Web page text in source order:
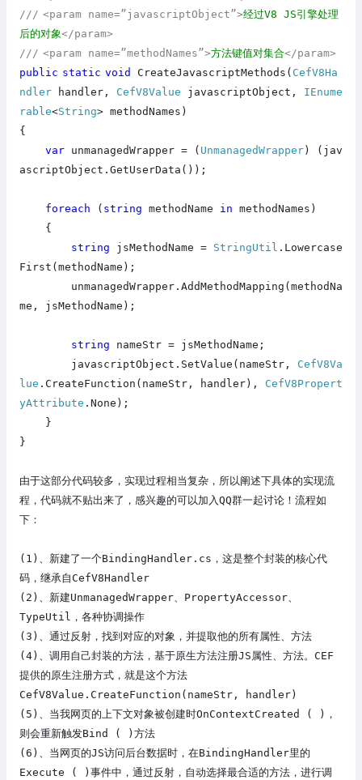
/// <param name=”javascriptObject”>经过V8 JS引擎处理
后的对象</param>
/// <param name=”methodNames”>方法键值对集合</param>
public static void CreateJavascriptMethods( CefV8Ha
ndler handler, CefV8Value javascriptObject, IEnume
rable<String> methodNames)
{
var unmanagedWrapper = ( UnmanagedWrapper ) (jav
ascriptObject.GetUserData());
foreach ( string methodName in methodNames)
{
string jsMethodName = StringUtil .Lowercase
First(methodName);
unmanagedWrapper.AddMethodMapping(methodNa
me, jsMethodName);
string nameStr = jsMethodName;
javascriptObject.SetValue(nameStr, CefV8Va
lue .CreateFunction(nameStr, handler), CefV8Propert
yAttribute .None);
}
}
由于这部分代码较多，实现过程相当复杂，所以阐述下具体的实现流
程，代码就不贴出来了，感兴趣的可以加入QQ群一起讨论！流程如
下：
(1) 、新建了一个BindingHandler.cs，这是整个封装的核心代
码，继承自CefV8Handler
(2) 、 新建UnmanagedWrapper、PropertyAccessor、
TypeUtil，各种协调操作
(3) 、通过反射，找到对应的对象，并提取他的所有属性、方法
(4) 、 调用自己封装的方法，基于原生方法注册JS属性、方法。CEF
提供的原生注册方式，就是这个方法
CefV8Value.CreateFunction(nameStr, handler)
(5) 、当我网页的上下文对象被创建时OnContextCreated ( ) ，
则会重新触发Bind ( )方法
(6) 、 当网页的JS访问后台数据时， 在BindingHandler里的
Execute ( )事件中， 通过反射，自动选择最合适的方法，进行调